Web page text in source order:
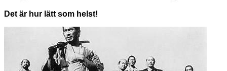
Det är hur lätt som helst!